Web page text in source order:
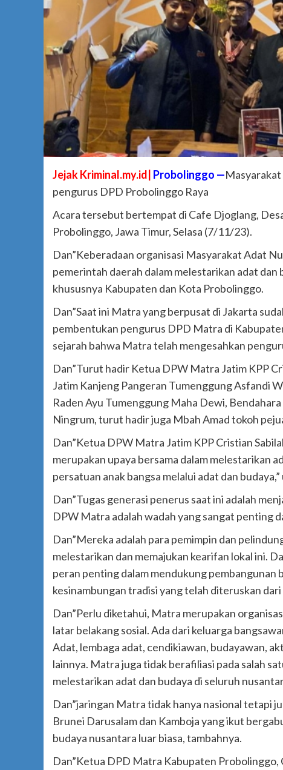
Jejak Kriminal.my.id| Probolinggo —
pengurus DPD Probolinggo Raya
Acara tersebut bertempat di Cafe Djoglang,
Probolinggo, Jawa Timur, Selasa (7/11/23).
Dan”Keberadaan organisasi Masyarakat Adat
pemerintah daerah dalam melestarikan adat dan
khususnya Kabupaten dan Kota Probolinggo.
Dan”Saat ini Matra yang berpusat di Jakarta
pembentukan pengurus DPD Matra di
sejarah bahwa Matra telah mengesahkan
Dan”Turut hadir Ketua DPW Matra Jatim KPP
Jatim Kanjeng Pangeran Tumenggung Asfandi
Raden Ayu Tumenggung Maha Dewi,
Ningrum, turut hadir juga Mbah Amad tokoh
Dan”Ketua DPW Matra Jatim KPP Cristian
merupakan upaya bersama dalam melestarikan
persatuan anak bangsa melalui adat dan
Dan”Tugas generasi penerus saat ini adalah
DPW Matra adalah wadah yang sangat penting
Dan”Mereka adalah para pemimpin dan
melestarikan dan memajukan kearifan lokal ini.
peran penting dalam mendukung pembangunan
kesinambungan tradisi yang telah diteruskan
Dan”Perlu diketahui, Matra merupakan
latar belakang sosial. Ada dari keluarga
Adat, lembaga adat, cendikiawan, budayawan,
lainnya. Matra juga tidak berafiliasi pada salah
melestarikan adat dan budaya di seluruh
Dan”jaringan Matra tidak hanya nasional tetapi
Brunei Darusalam dan Kamboja yang ikut
budaya nusantara luar biasa, tambahnya.
Dan”Ketua DPD Matra Kabupaten